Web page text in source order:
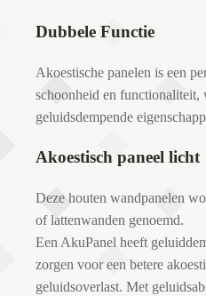
Dubbele Functie
Akoestische panelen is een
schoonheid en functionaliteit,
geluidsdempende
Akoestisch paneel licht
Deze houten wandpanelen
of lattenwanden genoemd.
Een AkuPanel heeft
zorgen voor een betere
geluidsoverlast. Met